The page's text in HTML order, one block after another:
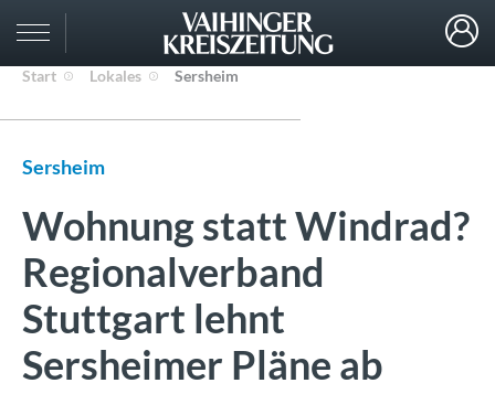
Start Lokales Sersheim
Sersheim
Wohnung statt Windrad?
Regionalverband
Stuttgart lehnt
Sersheimer Pläne ab